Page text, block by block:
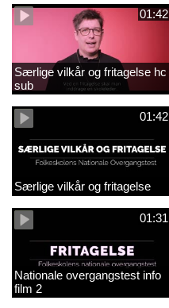
01:42
Særlige vilkår og fritagelse hc
sub
01:42
Særlige vilkår og fritagelse
01:31
Nationale overgangstest info
film 2